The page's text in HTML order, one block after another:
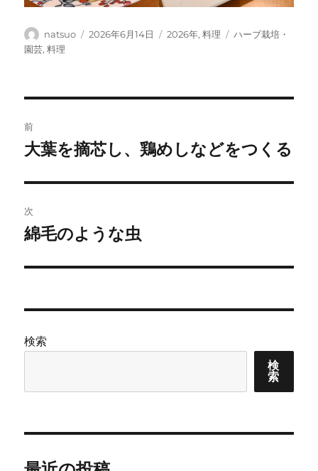
投
稿
natsuo
投
2026年6月14日
カ
2026年,料理
タ
ハーブ栽培・
園芸,料理
稿
ビ
ゲ
ー
ン
前
前
投
稿:
大葉を摘芯し、鶏めしなどをつくる
次
次
投
綿毛のような虫
検索
検
索